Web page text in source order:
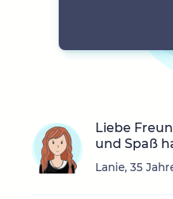
Liebe
und Spaß
Lanie, 35